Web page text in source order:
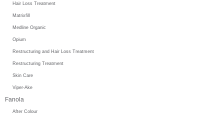
Hair Loss Treatment
Matrixfill
Medline Organic
Opium
Restructuring and Hair Loss Treatment
Restructuring Treatment
Skin Care
Viper-Ake
Fanola
After Colour